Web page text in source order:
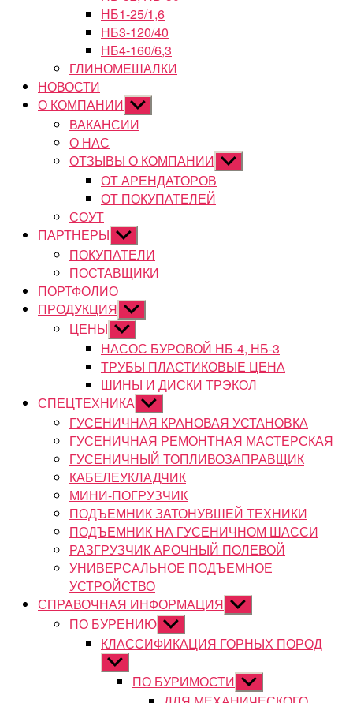
НБ1-25/1,6
НБ3-120/40
НБ4-160/6,3
ГЛИНОМЕШАЛКИ
НОВОСТИ
О КОМПАНИИ Показывать
подменю
ВАКАНСИИ
О НАС
ОТЗЫВЫ О КОМПАНИИ Показывать
подменю
ОТ АРЕНДАТОРОВ
ОТ ПОКУПАТЕЛЕЙ
СОУТ
ПАРТНЕРЫ Показывать
подменю
ПОКУПАТЕЛИ
ПОСТАВЩИКИ
ПОРТФОЛИО
ПРОДУКЦИЯ Показывать
подменю
ЦЕНЫ Показывать
подменю
НАСОС БУРОВОЙ НБ-4, НБ-3
ТРУБЫ ПЛАСТИКОВЫЕ ЦЕНА
ШИНЫ И ДИСКИ ТРЭКОЛ
СПЕЦТЕХНИКА Показывать
подменю
ГУСЕНИЧНАЯ КРАНОВАЯ УСТАНОВКА
ГУСЕНИЧНАЯ РЕМОНТНАЯ МАСТЕРСКАЯ
ГУСЕНИЧНЫЙ ТОПЛИВОЗАПРАВЩИК
КАБЕЛЕУКЛАДЧИК
МИНИ-ПОГРУЗЧИК
ПОДЪЕМНИК ЗАТОНУВШЕЙ ТЕХНИКИ
ПОДЪЕМНИК НА ГУСЕНИЧНОМ ШАССИ
РАЗГРУЗЧИК АРОЧНЫЙ ПОЛЕВОЙ
УНИВЕРСАЛЬНОЕ ПОДЪЕМНОЕ
УСТРОЙСТВО
СПРАВОЧНАЯ ИНФОРМАЦИЯ Показывать
подменю
ПО БУРЕНИЮ Показывать
подменю
КЛАССИФИКАЦИЯ ГОРНЫХ ПОРОД
Показывать
подменюПО БУРИМОСТИ Показывать
подменю